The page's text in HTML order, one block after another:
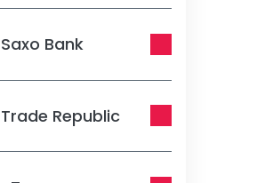
Saxo Bank
Trade Republic